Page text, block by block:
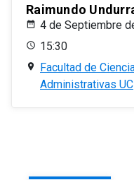
Raimundo
4 de Septiembre
15:30
Facultad de
Administrativas UC